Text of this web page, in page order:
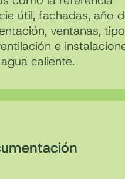
útil, fachadas, año
ventanas,
e
caliente.